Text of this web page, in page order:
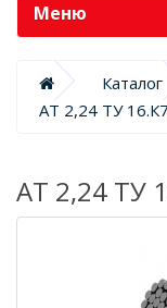
Меню
Каталог
АТ 2,24 ТУ
АТ 2,24 ТУ